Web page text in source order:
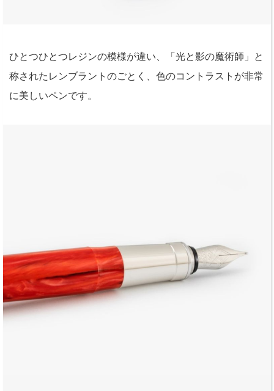
ひとつひとつレジンの模様が違い、「光と影の魔術師」と
称されたレンブラントのごとく、色のコントラストが非常
に美しいペンです。